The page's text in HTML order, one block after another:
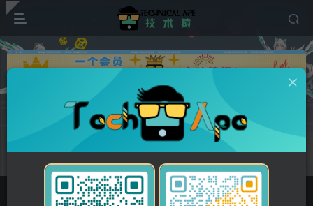
广告
红色互联网科技新闻网站模板 响应式文章博客类网站源
0